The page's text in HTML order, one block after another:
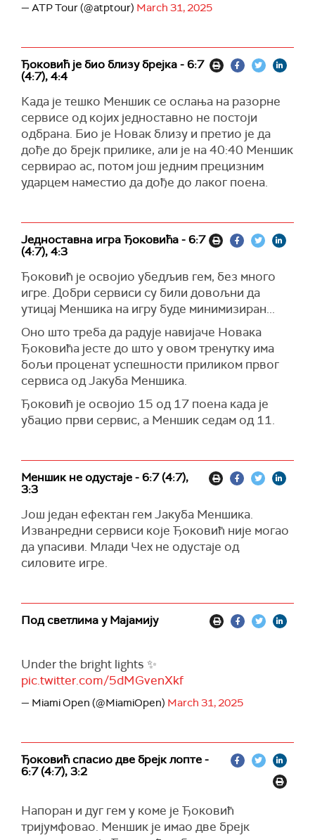
— ATP Tour (@atptour) March 31, 2025
Ђоковић је био близу брејка - 6:7
(4:7), 4:4
Када је тешко Меншик се ослања на разорне
сервисе од којих једноставно не постоји
одбрана. Био је Новак близу и претио је да
дође до брејк прилике, али је на 40:40 Меншик
сервирао ас, потом још једним прецизним
ударцем наместио да дође до лаког поена.
Једноставна игра Ђоковића - 6:7
(4:7), 4:3
Ђоковић је освојио убедљив гем, без много
игре. Добри сервиси су били довољни да
утицај Меншика на игру буде минимизиран...
Оно што треба да радује навијаче Новака
Ђоковића јесте до што у овом тренутку има
бољи проценат успешности приликом првог
сервиса од Јакуба Меншика.
Ђоковић је освојио 15 од 17 поена када је
убацио први сервис, а Меншик седам од 11.
Меншик не одустаје - 6:7 (4:7),
3:3
Још један ефектан гем Јакуба Меншика.
Изванредни сервиси које Ђоковић није могао
да упасиви. Млади Чех не одустаје од
силовите игре.
Под светлима у Мајамију
Under the bright lights ✨
pic.twitter.com/5dMGvenXkf
— Miami Open (@MiamiOpen) March 31, 2025
Ђоковић спасио две брејк лопте -
6:7 (4:7), 3:2
Напоран и дуг гем у коме је Ђоковић
тријумфовао. Меншик је имао две брејк